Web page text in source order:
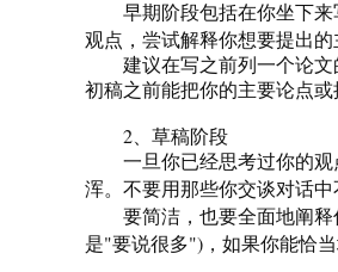
早期阶段包括在你坐下来写
观点，尝试解释你想要提出的
建议在写之前列一个论文的
初稿之前能把你的主要论点或
2 、草稿阶段
一旦你已经思考过你的观点
浑。不要用那些你交谈对话中
要简洁，也要全面地阐释
是"要说很多") ，如果你能恰